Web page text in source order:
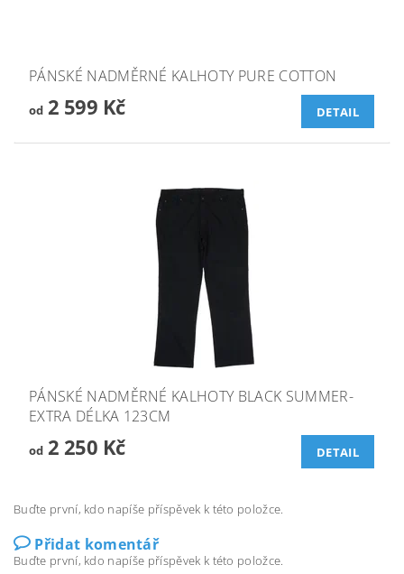
PÁNSKÉ NADMĚRNÉ KALHOTY PURE COTTON
od2 599 Kč DETAIL
PÁNSKÉ NADMĚRNÉ KALHOTY BLACK SUMMER-
EXTRA DÉLKA 123CM
od2 250 Kč DETAIL
Buďte první, kdo napíše příspěvek k této položce.
Přidat komentář
Buďte první, kdo napíše příspěvek k této položce.